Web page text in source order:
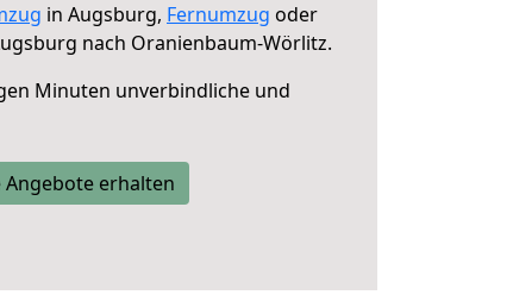
in Augsburg, Fernumzug oder
nach Oranienbaum-Wörlitz.
Minuten unverbindliche und
Angebote erhalten